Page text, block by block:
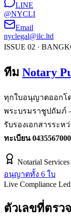
LINE
@NYCLI
Email
nyclegal@ilc.ltd
ISSUE 02 ·
ทีม Notary
ทุกใบอนุญาตออกโ
พระบรมราชูปถัมภ์
รับรองเอกสารระห
ทะเบียน
Notarial
อนุญาตทั้ง 6 ใบ
Live Compliance
ตัวเลขที่ตรว